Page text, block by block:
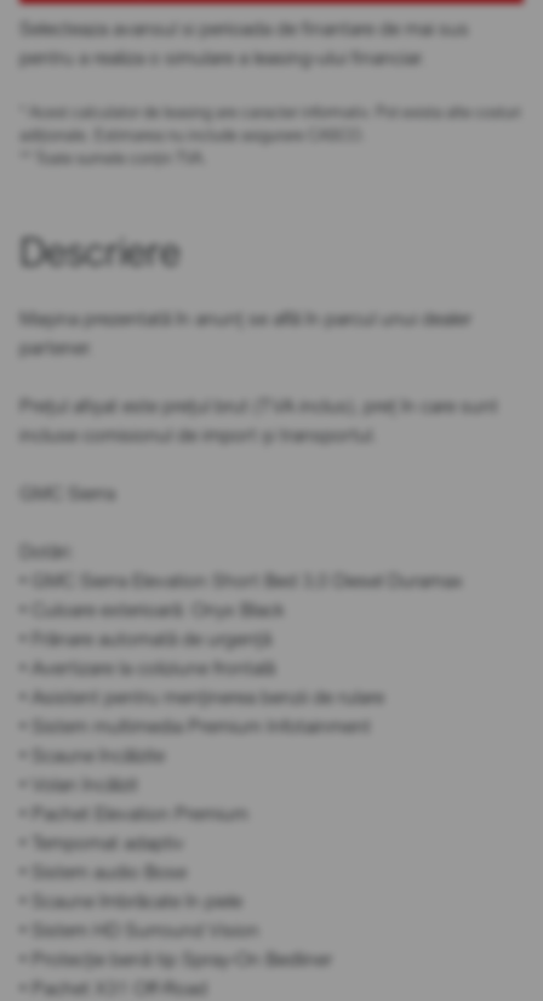
Selecteaza avansul si perioada de finantare de mai sus
pentru a realiza o simulare a leasing-ului financiar.
* Acest calculator de leasing are caracter informativ. Pot exista alte costuri
adiționale. Estimarea nu include asigurare CASCO.
** Toate sumele conțin TVA.
Descriere
Mașina prezentată în anunț se află în parcul unui dealer
partener.
Prețul afișat este prețul brut (TVA inclus), preț în care sunt
incluse comisionul de import și transportul.
GMC Sierra
Dotări:
• GMC Sierra Elevation Short Bed 3,0 Diesel Duramax
• Culoare exterioară: Onyx Black
• Frânare automată de urgență
• Avertizare la coliziune frontală
• Asistent pentru menținerea benzii de rulare
• Sistem multimedia Premium Infotainment
• Scaune încălzite
• Volan încălzit
• Pachet Elevation Premium
• Tempomat adaptiv
• Sistem audio Bose
• Scaune îmbrăcate în piele
• Sistem HD Surround Vision
• Protecție benă tip Spray-On Bedliner
• Pachet X31 Off-Road